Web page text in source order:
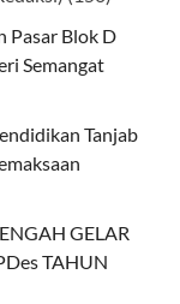
Pasar Blok D
Semangat
Tanjab
GELAR
TAHUN